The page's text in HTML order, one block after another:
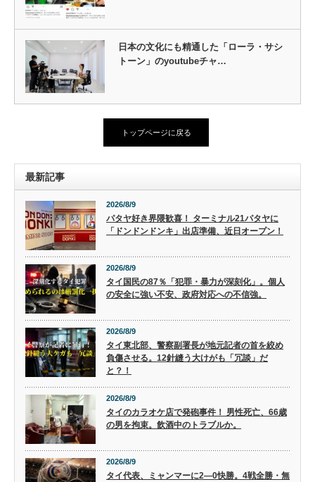
日本の文化にも精通した「ローラ・サシ
トーン」のyoutubeチャ…
トップページに戻る
最新記事
2026/8/9
パタヤ好き界隈歓喜！ ターミナル21パタヤに
「ドンドンドンキ」出店準備、近日オープン！
2026/8/9
タイ国民の87％「犯罪・暴力が深刻化」。個人
の安全に強い不安、政府対応への不信強。
2026/8/9
タイ東北部、警察副署長が地元記者の首を絞め
負傷させる。12針縫う大けがも「冗談」だ
と？！
2026/8/9
タイのカラオケ店で発砲事件！ 男性死亡、66歳
の男を拘束。飲酒中のトラブルか。
2026/8/9
タイ代表、ミャンマーに2―0快勝。4戦全勝・無